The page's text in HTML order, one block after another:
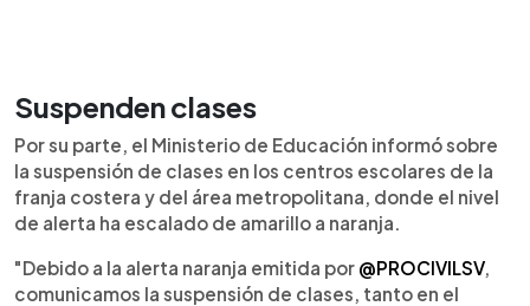
Suspenden clases
Por su parte, el Ministerio de Educación informó sobre
la suspensión de clases en los centros escolares de la
franja costera y del área metropolitana, donde el nivel
de alerta ha escalado de amarillo a naranja.
"Debido a la alerta naranja emitida por @PROCIVILSV,
comunicamos la suspensión de clases, tanto en el